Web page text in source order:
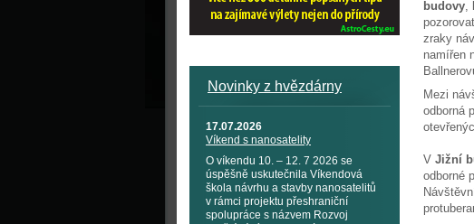
Novinky z hvězdárny
17.07.2026
Víkend s nanosatelity
O víkendu 10. – 12. 7 2026 se
úspěšně uskutečnila Víkendová
škola návrhu a stavby nanosatelitů
v rámci projektu přeshraniční
spolupráce s názvem Rozvoj
budovy,
zraky
namířen
Mezi
odborná
V Jižní
odborné